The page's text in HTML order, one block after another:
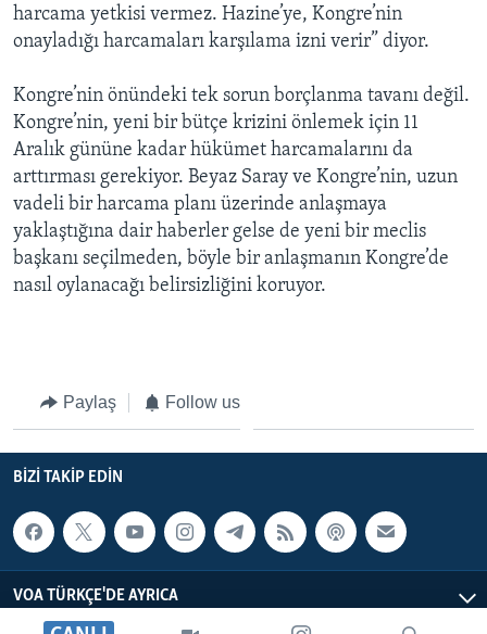
harcama yetkisi vermez. Hazine’ye, Kongre’nin
onayladığı harcamaları karşılama izni verir” diyor.
Kongre’nin önündeki tek sorun borçlanma tavanı değil.
Kongre’nin, yeni bir bütçe krizini önlemek için 11
Aralık gününe kadar hükümet harcamalarını da
arttırması gerekiyor. Beyaz Saray ve Kongre’nin, uzun
vadeli bir harcama planı üzerinde anlaşmaya
yaklaştığına dair haberler gelse de yeni bir meclis
başkanı seçilmeden, böyle bir anlaşmanın Kongre’de
nasıl oylanacağı belirsizliğini koruyor.
Paylaş Follow us
BIZI TAKIP EDIN
VOA TÜRKÇE'DE AYRICA